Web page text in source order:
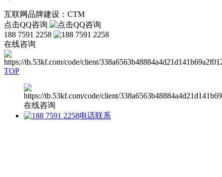
互联网品牌建设：CTM
点击QQ咨询
188 7591 2258
在线咨询
TOP
在线咨询
电话联系